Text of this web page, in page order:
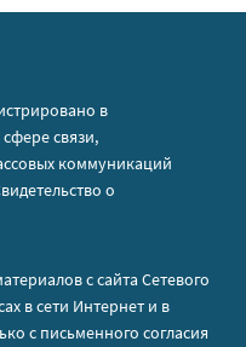
в
связи,
коммуникаций
о
с сайта Сетевого
в сети Интернет и в
с письменного согласия